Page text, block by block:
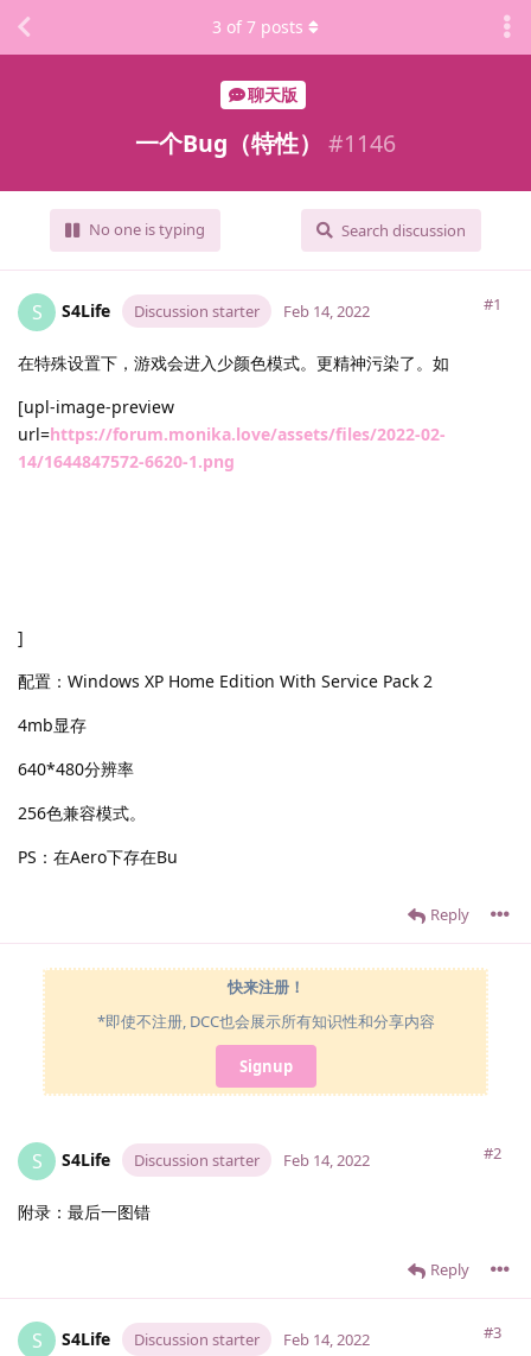
聊天版
一个Bug（特性） #1146
No one is typing Search discussion
3 of 7 posts
S S4Life Discussion starter #1
Feb 14, 2022
在特殊设置下，游戏会进入少颜色模式。更精神污染了。如
[upl-image-preview
url=https://forum.monika.love/assets/files/2022-02-
14/1644847572-6620-1.png
]
配置：Windows XP Home Edition With Service Pack 2
4mb显存
640*480分辨率
256色兼容模式。
PS：在Aero下存在Bu
Reply
快来注册！
*即使不注册, DCC也会展示所有知识性和分享内容
Signup
S S4Life Discussion starter #2
Feb 14, 2022
附录：最后一图错
Reply
S S4Life Discussion starter #3
Feb 14, 2022